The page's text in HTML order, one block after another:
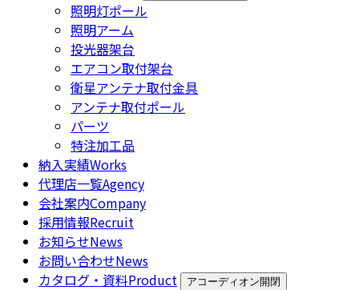
照明灯ポール
照明アーム
投光器架台
エアコン取付架台
衛星アンテナ取付金具
アンテナ取付ポール
パーツ
特注加工品
納入実績Works
代理店一覧Agency
会社案内Company
採用情報Recruit
お知らせNews
お問い合わせNews
カタログ・資料Product アコーディオン開閉